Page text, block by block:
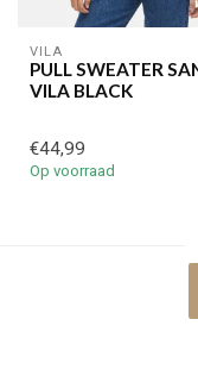
VILA
PULL SWEATER
VILA BLACK
€44,99
Op voorraad